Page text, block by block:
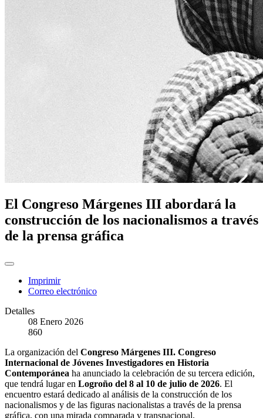
El Congreso Márgenes III abordará la
construcción de los nacionalismos a través
de la prensa gráfica
Imprimir
Correo electrónico
Detalles
08 Enero 2026
860
La organización del Congreso Márgenes III. Congreso
Internacional de Jóvenes Investigadores en Historia
Contemporánea ha anunciado la celebración de su tercera edición,
que tendrá lugar en Logroño del 8 al 10 de julio de 2026. El
encuentro estará dedicado al análisis de la construcción de los
nacionalismos y de las figuras nacionalistas a través de la prensa
gráfica, con una mirada comparada y transnacional.